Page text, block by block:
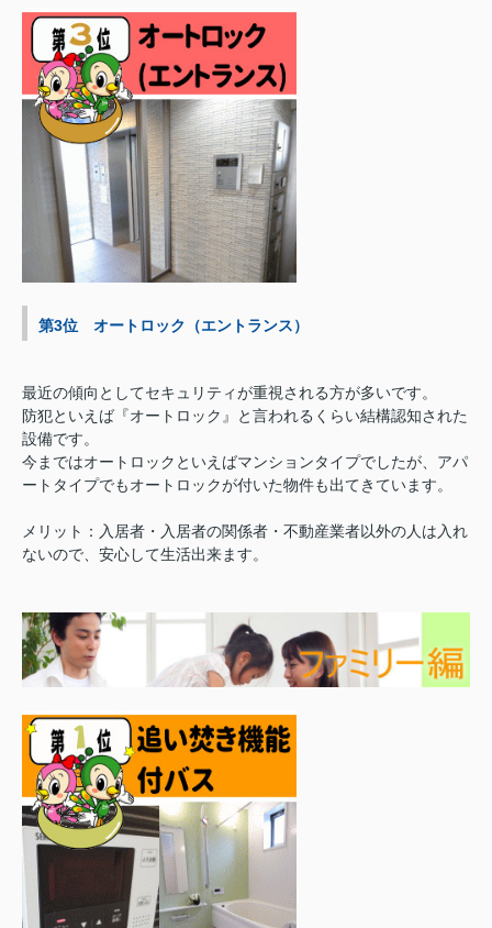
第3位 オートロック（エントランス）
最近の傾向としてセキュリティが重視される方が多いです。
防犯といえば『オートロック』と言われるくらい結構認知された
設備です。
今まではオートロックといえばマンションタイプでしたが、アパ
ートタイプでもオートロックが付いた物件も出てきています。
メリット：入居者・入居者の関係者・不動産業者以外の人は入れ
ないので、安心して生活出来ます。